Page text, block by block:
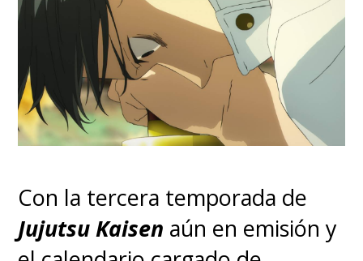
Con la tercera temporada de
Jujutsu Kaisen aún en emisión y